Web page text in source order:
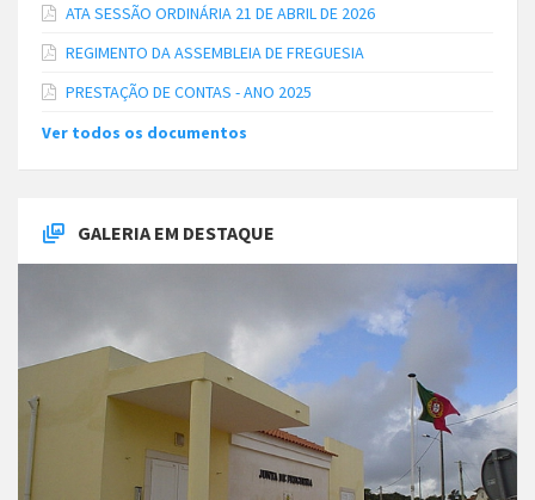
ATA SESSÃO ORDINÁRIA 21 DE ABRIL DE 2026
REGIMENTO DA ASSEMBLEIA DE FREGUESIA
PRESTAÇÃO DE CONTAS - ANO 2025
Ver todos os documentos
GALERIA EM DESTAQUE